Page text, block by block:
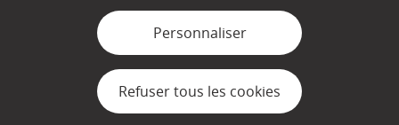
Qui sommes-nous ?
Partenaires
Espace Presse
Personnaliser
Refuser tous les cookies